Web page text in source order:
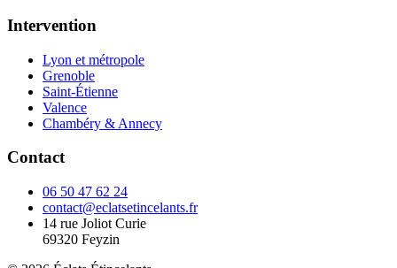
Intervention
Lyon et métropole
Grenoble
Saint-Étienne
Valence
Chambéry & Annecy
Contact
06 50 47 62 24
contact@eclatsetincelants.fr
14 rue Joliot Curie
69320 Feyzin